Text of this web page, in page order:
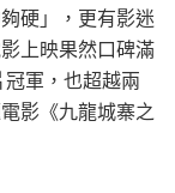
硬」，更有影迷
上映果然口碑滿
軍，也超越兩
影《九龍城寨之